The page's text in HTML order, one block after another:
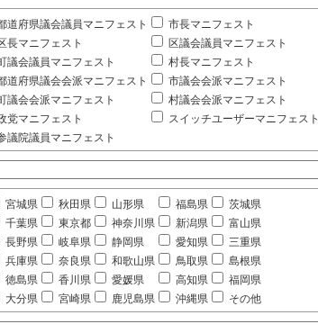
道府県議会議員マニフェスト
市長マニフェスト
長マニフェスト
区議会議員マニフェスト
議会議員マニフェスト
村長マニフェスト
道府県議会会派マニフェスト
市議会会派マニフェスト
議会会派マニフェスト
村議会会派マニフェスト
党マニフェスト
スイッチユーザーマニフェスト
議院議員マニフェスト
宮城県 秋田県 山形県 福島県
茨城県
千葉県 東京都 神奈川県 新潟県
富山県
長野県 岐阜県 静岡県 愛知県
三重県
兵庫県 奈良県 和歌山県 鳥取県
島根県
徳島県 香川県 愛媛県 高知県
福岡県
大分県 宮崎県 鹿児島県 沖縄県 その他